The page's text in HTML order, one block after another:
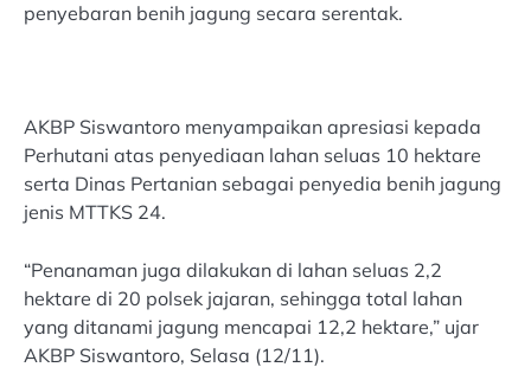
penyebaran benih jagung secara serentak.
AKBP Siswantoro menyampaikan apresiasi kepada
Perhutani atas penyediaan lahan seluas 10 hektare
serta Dinas Pertanian sebagai penyedia benih jagung
jenis MTTKS 24.
“Penanaman juga dilakukan di lahan seluas 2,2
hektare di 20 polsek jajaran, sehingga total lahan
yang ditanami jagung mencapai 12,2 hektare,” ujar
AKBP Siswantoro, Selasa (12/11).